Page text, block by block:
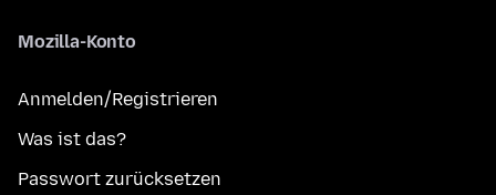
Mozilla-Konto
Anmelden/Registrieren
Was ist das?
Passwort zurücksetzen